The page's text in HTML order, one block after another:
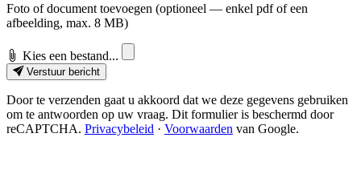
Foto of document toevoegen (optioneel — enkel pdf of een
afbeelding, max. 8 MB)
Kies een bestand...
Verstuur bericht
Door te verzenden gaat u akkoord dat we deze gegevens gebruiken
om te antwoorden op uw vraag. Dit formulier is beschermd door
reCAPTCHA. Privacybeleid · Voorwaarden van Google.